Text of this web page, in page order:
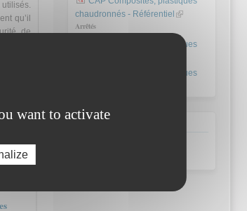
qu’il
de
chaudronnés - Référentiel (link is
Arrêtés
CAP Composites, plastiques
external)
CAP Composites, plastiques
Domaine
want to activate